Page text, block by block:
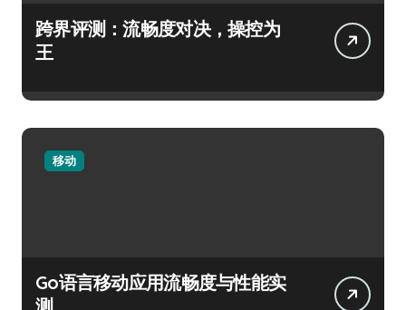
跨界评测：流畅度对决，操控为
王
移动
Go语言移动应用流畅度与性能实